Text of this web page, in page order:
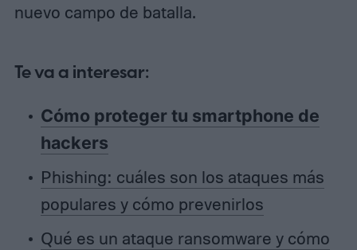
nuevo campo de batalla.
Te va a interesar:
Cómo proteger tu smartphone de
hackers
Phishing: cuáles son los ataques más
populares y cómo prevenirlos
Qué es un ataque ransomware y cómo